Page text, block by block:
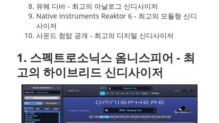
유헤 디바 - 최고의 아날로그 신디사이저
Native Instruments Reaktor 6 - 최고의 모듈형 신디
사이저
사운드 첨탑 공개 - 최고의 디지털 신디사이저
1. 스펙트로소닉스 옴니스피어 - 최
고의 하이브리드 신디사이저